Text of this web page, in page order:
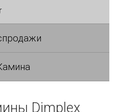
Dimplex